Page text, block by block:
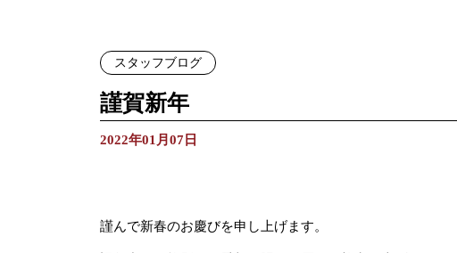
スタッフブログ
謹賀新年
2022年01月07日
謹んで新春のお慶びを申し上げます。